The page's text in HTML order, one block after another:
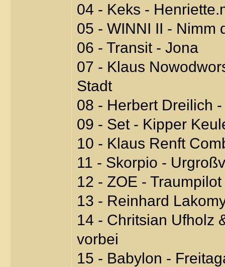
04 - Keks -
05 - WINNI II - Nimm
06 - Transit - Jona
07 - Klaus
Stadt
08 - Herbert Dreilich
09 - Set - Kipper
10 - Klaus Renft
11 - Skorpio -
12 - ZOE - Traumpilot
13 - Reinhard
14 - Chritsian Ufholz
vorbei
15 - Babylon -